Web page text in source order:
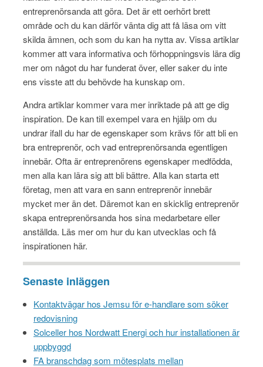
entreprenörsanda att göra. Det är ett oerhört brett
område och du kan därför vänta dig att få läsa om vitt
skilda ämnen, och som du kan ha nytta av. Vissa artiklar
kommer att vara informativa och förhoppningsvis lära dig
mer om något du har funderat över, eller saker du inte
ens visste att du behövde ha kunskap om.
Andra artiklar kommer vara mer inriktade på att ge dig
inspiration. De kan till exempel vara en hjälp om du
undrar ifall du har de egenskaper som krävs för att bli en
bra entreprenör, och vad entreprenörsanda egentligen
innebär. Ofta är entreprenörens egenskaper medfödda,
men alla kan lära sig att bli bättre. Alla kan starta ett
företag, men att vara en sann entreprenör innebär
mycket mer än det. Däremot kan en skicklig entreprenör
skapa entreprenörsanda hos sina medarbetare eller
anställda. Läs mer om hur du kan utvecklas och få
inspirationen här.
Senaste inläggen
Kontaktvägar hos Jemsu för e-handlare som söker
redovisning
Solceller hos Nordwatt Energi och hur installationen är
uppbyggd
FA branschdag som mötesplats mellan